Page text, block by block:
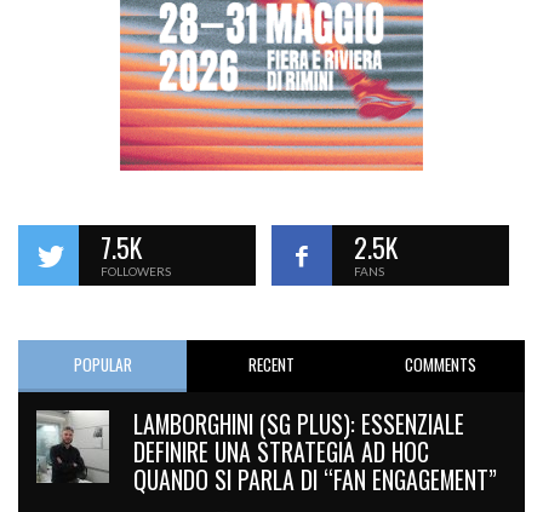
7.5K
FOLLOWERS
2.5K
FANS
POPULAR RECENT COMMENTS
LAMBORGHINI (SG PLUS): ESSENZIALE
DEFINIRE UNA STRATEGIA AD HOC
QUANDO SI PARLA DI “FAN ENGAGEMENT”